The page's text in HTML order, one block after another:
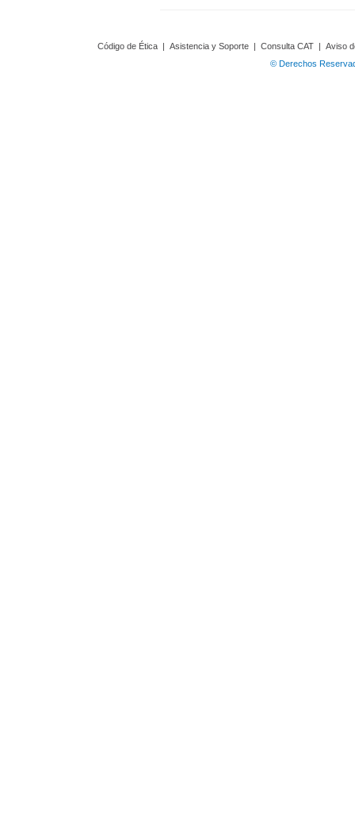
Código de Ética | Asistencia y Soporte | Consulta CAT | Aviso
© Derechos